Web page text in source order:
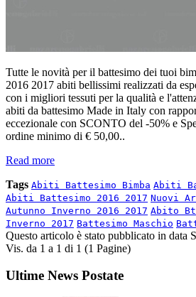
Tutte le novità per il battesimo dei tuoi
2016 2017 abiti bellissimi realizzati da
con i migliori tessuti per la qualità e
abiti da battesimo Made in Italy con
eccezionale con SCONTO del -50% e
ordine minimo di € 50,00..
Read more
Tags Abiti Battesimo Bimba Abiti
Abiti Battesimo 2016 2017 Nuovi
Autunno Inverno 2016 2017 Abito
Inverno 2017 Battesimo Maschio
Questo articolo è stato pubblicato in data
Vis. da 1 a 1 di 1 (1 Pagine)
Ultime News Postate